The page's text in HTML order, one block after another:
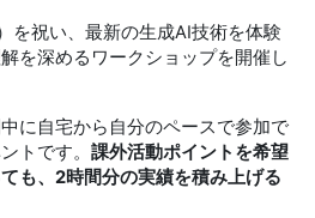
を祝い、最新の生成AI技術を体験
を深めるワークショップを開催し
に自宅から自分のペースで参加で
トです。 課外活動ポイントを希望
も、2時間分の実績を積み上げる